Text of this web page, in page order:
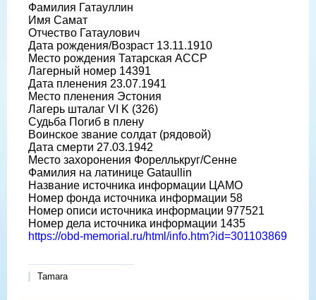
Фамилия Гатауллин
Имя Самат
Отчество Гатаулович
Дата рождения/Возраст 13.11.1910
Место рождения Татарская АССР
Лагерный номер 14391
Дата пленения 23.07.1941
Место пленения Эстония
Лагерь шталаг VI K (326)
Судьба Погиб в плену
Воинское звание солдат (рядовой)
Дата смерти 27.03.1942
Место захоронения Фореллькруг/Сенне
Фамилия на латинице Gataullin
Название источника информации ЦАМО
Номер фонда источника информации 58
Номер описи источника информации 977521
Номер дела источника информации 1435
https://obd-memorial.ru/html/info.htm?id=301103869
Tamara